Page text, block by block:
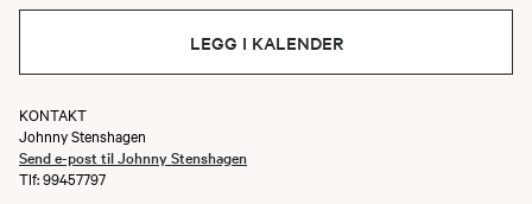
LEGG I KALENDER
KONTAKT
Johnny Stenshagen
Send e-post til Johnny Stenshagen
Tlf: 99457797